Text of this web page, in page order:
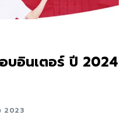
บอินเตอร์ ปี 2024
2023